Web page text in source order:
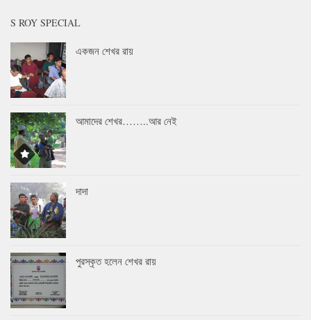
S ROY SPECIAL
একজন শেখর রায়
আমাদের শেখর……..আর নেই
দাদা
পুরস্কৃত হলেন শেখর রায়